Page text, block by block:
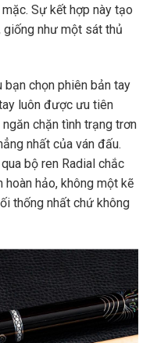
Sự kết hợp này tạo
như một sát thủ
chọn phiên bản tay
luôn được ưu tiên
chặn tình trạng trơn
nhất của ván đấu.
bộ ren Radial chắc
hảo, không một kẽ
thống nhất chứ không